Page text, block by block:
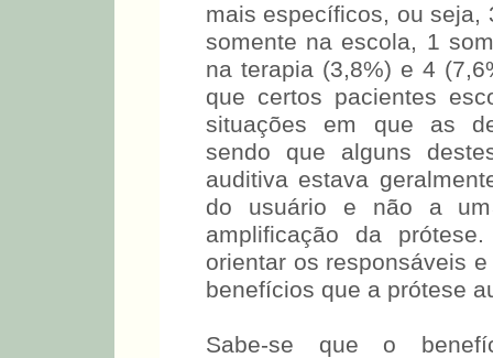
Já, outros indivíduos,
mais específicos, ou seja,
somente na escola, 1
na terapia (3,8%) e 4
que certos pacientes
situações em que as
sendo que alguns
auditiva estava
do usuário e não a
amplificação da
orientar os responsáveis